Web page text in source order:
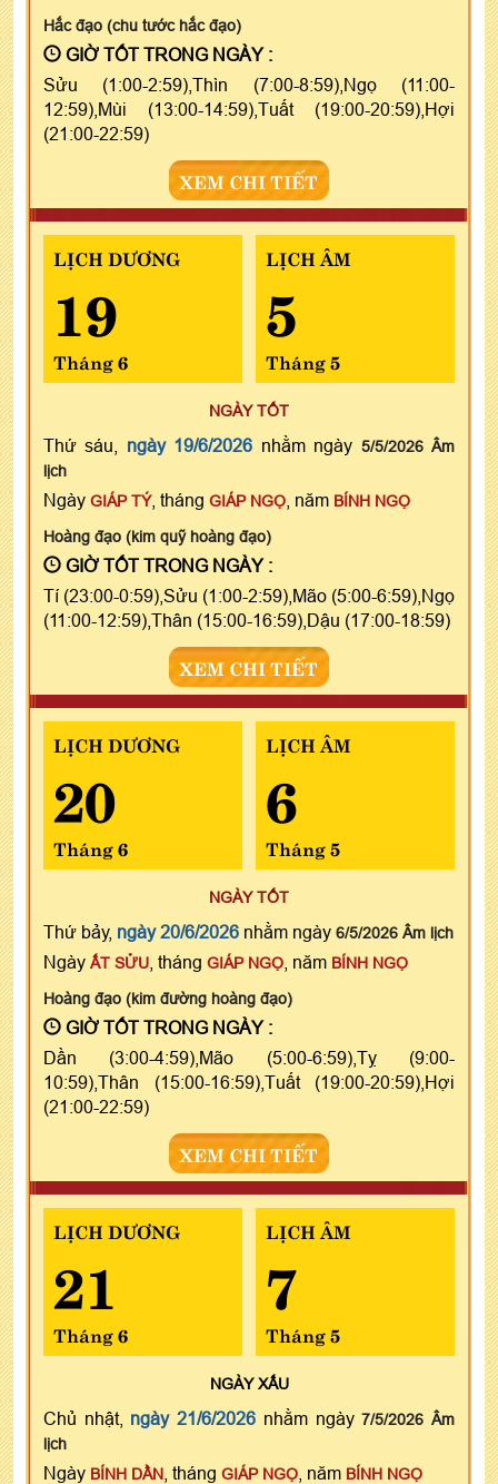
Hắc đạo (chu tước hắc đạo)
GIỜ TỐT TRONG NGÀY :
Sửu (1:00-2:59),Thìn (7:00-8:59),Ngọ (11:00-
12:59),Mùi (13:00-14:59),Tuất (19:00-20:59),Hợi
(21:00-22:59)
XEM CHI TIẾT
LỊCH DƯƠNG
19
Tháng 6
LỊCH ÂM
5
Tháng 5
NGÀY TỐT
Thứ sáu, ngày 19/6/2026 nhằm ngày 5/5/2026 Âm
lịch
Ngày GIÁP TÝ, tháng GIÁP NGỌ , năm BÍNH NGỌ
Hoàng đạo (kim quỹ hoàng đạo)
GIỜ TỐT TRONG NGÀY :
Tí (23:00-0:59),Sửu (1:00-2:59),Mão (5:00-6:59),Ngọ
(11:00-12:59),Thân (15:00-16:59),Dậu (17:00-18:59)
XEM CHI TIẾT
LỊCH DƯƠNG
20
Tháng 6
LỊCH ÂM
6
Tháng 5
NGÀY TỐT
Thứ bảy, ngày 20/6/2026 nhằm ngày 6/5/2026 Âm lịch
Ngày ẤT SỬU , tháng GIÁP NGỌ , năm BÍNH NGỌ
Hoàng đạo (kim đường hoàng đạo)
GIỜ TỐT TRONG NGÀY :
Dần (3:00-4:59),Mão (5:00-6:59),Tỵ (9:00-
10:59),Thân (15:00-16:59),Tuất (19:00-20:59),Hợi
(21:00-22:59)
XEM CHI TIẾT
LỊCH DƯƠNG
21
Tháng 6
LỊCH ÂM
7
Tháng 5
NGÀYXẤU
Chủ nhật, ngày 21/6/2026 nhằm ngày7/5/2026 Âm
lịch
Ngày BÍNH DẦN , tháng GIÁP NGỌ , năm BÍNH NGỌ